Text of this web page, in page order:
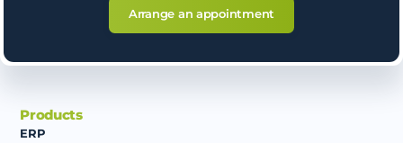
Arrange an appointment
Products
ERP